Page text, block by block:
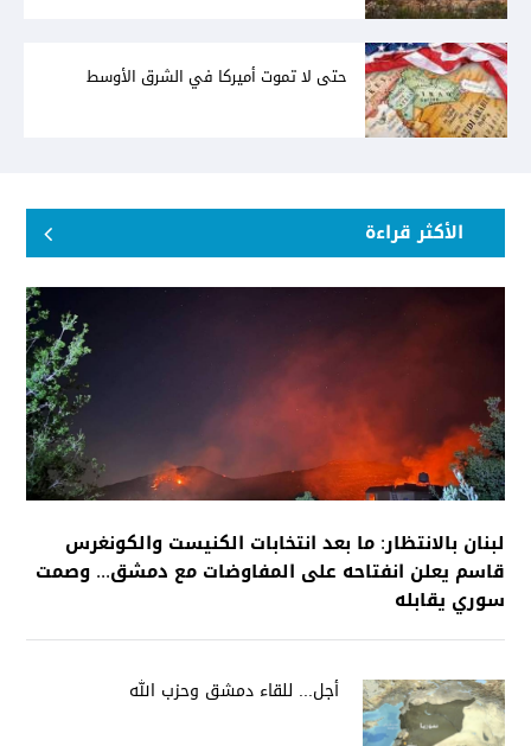
حتى لا تموت أميركا في الشرق الأوسط
الأكثر قراءة
لبنان بالانتظار: ما بعد انتخابات الكنيست والكونغرس
قاسم يعلن انفتاحه على المفاوضات مع دمشق... وصمت
سوري يقابله
أجل... للقاء دمشق وحزب الله